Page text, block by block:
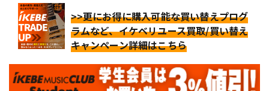
>>更にお得に購入可能な買い替えプログ
ラムなど、イケベリユース買取/買い替え
キャンペーン詳細はこちら